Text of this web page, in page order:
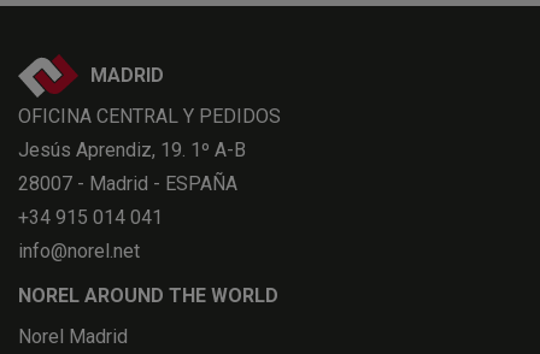
MADRID
OFICINA CENTRAL Y PEDIDOS
Jesús Aprendiz, 19. 1º A-B
28007 - Madrid - ESPAÑA
+34 915 014 041
info@norel.net
NOREL AROUND THE WORLD
Norel Madrid